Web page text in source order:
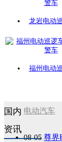
龙岩电动
福州电动
电动汽车
国内
资讯
08-05 尊界